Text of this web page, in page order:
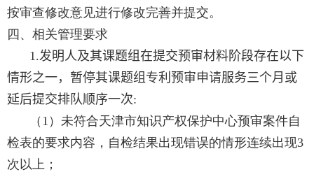
按审查修改意见进行修改完善并提交。
四、相关管理要求
1.发明人及其课题组在提交预审材料阶段存在以下
情形之一，暂停其课题组专利预审申请服务三个月或
延后提交排队顺序一次:
（ 1 ）未符合天津市知识产权保护中心预审案件自
检表的要求内容，自检结果出现错误的情形连续出现3
次以上；